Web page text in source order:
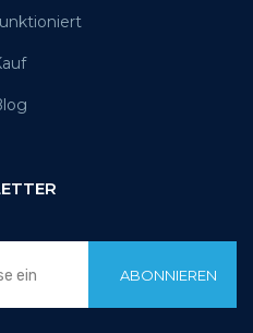
ABONNIEREN